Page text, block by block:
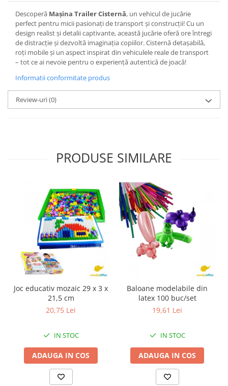
Descoperă Mașina Trailer Cisternă, un vehicul de jucărie
perfect pentru micii pasionați de transport și construcții! Cu un
design realist și detalii captivante, această jucărie oferă ore întregi
de distracție și dezvoltă imaginația copiilor. Cisternă detașabilă,
roți mobile și un aspect inspirat din vehiculele reale de transport
– tot ce ai nevoie pentru o experiență autentică de joacă!
Informatii conformitate produs
Review-uri(0)
PRODUSE SIMILARE
Joc educativ mozaic 29 x 3 x
21,5 cm
20,75 Lei
IN STOC
ADAUGA IN COS
Baloane modelabile din
latex 100 buc/set
19,61 Lei
IN STOC
ADAUGA IN COS